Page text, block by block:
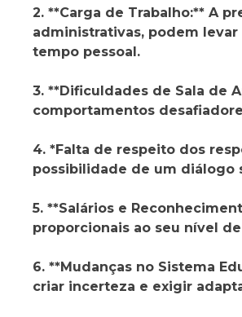
2. **Carga de Trabalho:** A
administrativas, podem
tempo pessoal.
3. **Dificuldades de Sala de
comportamentos
4. *Falta de respeito dos
possibilidade de um diálogo
5. **Salários e
proporcionais ao seu nível
6. **Mudanças no Sistema
criar incerteza e exigir